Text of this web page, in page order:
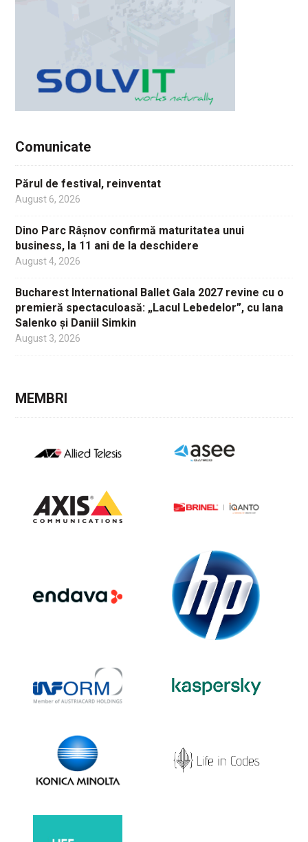
Comunicate
Părul de festival, reinventat
August 6, 2026
Dino Parc Râșnov confirmă maturitatea unui
business, la 11 ani de la deschidere
August 4, 2026
Bucharest International Ballet Gala 2027 revine cu o
premieră spectaculoasă: „Lacul Lebedelor”, cu Iana
Salenko și Daniil Simkin
August 3, 2026
MEMBRI